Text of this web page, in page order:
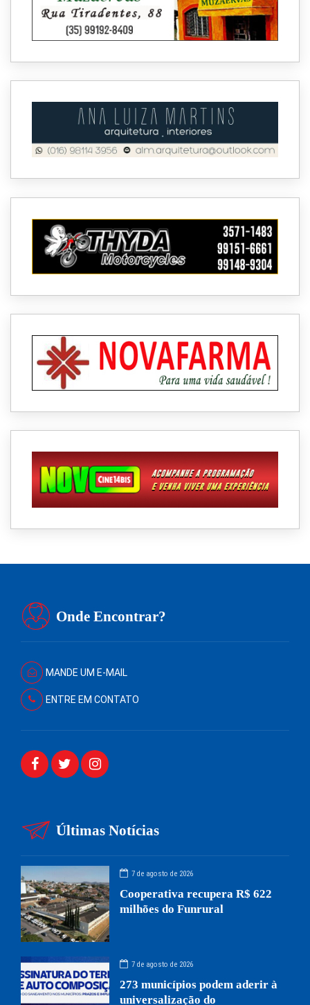
Onde Encontrar?
MANDE UM E-MAIL
ENTRE EM CONTATO
Últimas Notícias
7 de agosto de 2026
Cooperativa recupera R$ 622
milhões do Funrural
7 de agosto de 2026
273 municípios podem aderir à
universalização do